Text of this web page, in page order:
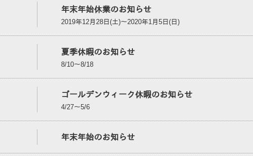
年末年始休業のお知らせ
2019年12月28日(土)～2020年1月5日(日)
夏季休暇のお知らせ
8/10～8/18
ゴールデンウィーク休暇のお知らせ
4/27～5/6
年末年始のお知らせ